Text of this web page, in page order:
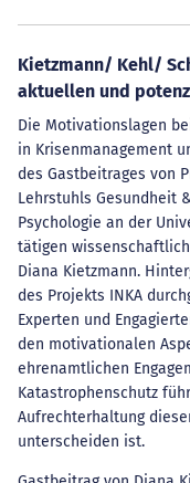
Kietzmann/ Kehl/
aktuellen und
Die Motivationslagen
in Krisenmanagement
des Gastbeitrages von
Lehrstuhls Gesundheit
Psychologie an der
tätigen
Diana Kietzmann.
des Projekts INKA
Experten und
den motivationalen
ehrenamtlichen
Katastrophenschutz
Aufrechterhaltung
unterscheiden ist.